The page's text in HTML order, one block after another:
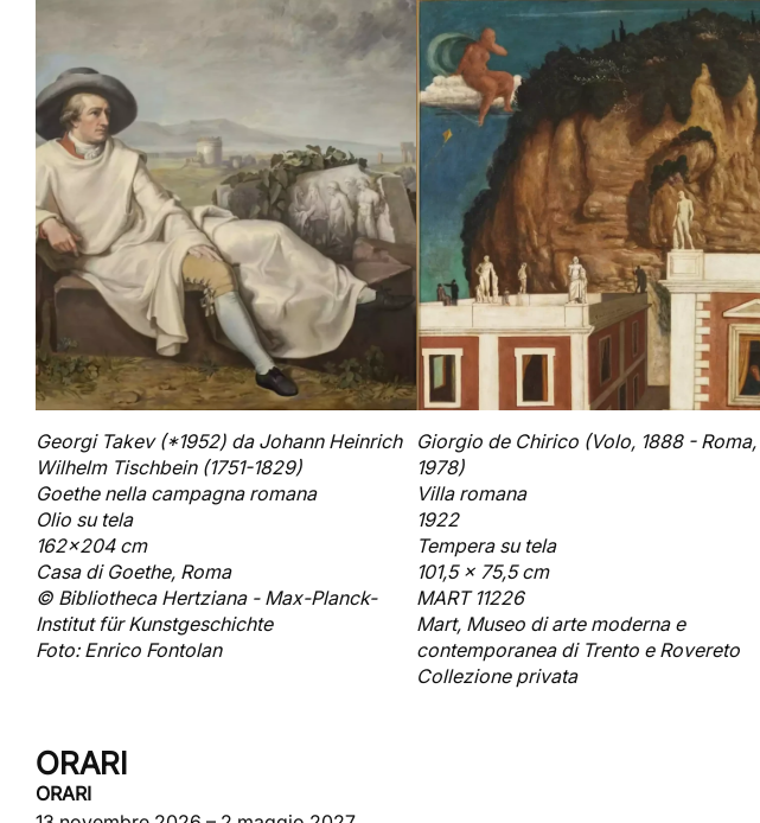
Georgi Takev (*1952) da Johann Heinrich
Wilhelm Tischbein (1751-1829)
Goethe nella campagna romana
Olio su tela
162x204 cm
Casa di Goethe, Roma
© Bibliotheca Hertziana - Max-Planck-
Institut für Kunstgeschichte
Foto: Enrico Fontolan
Giorgio de Chirico (Volo, 1888 - Roma,
1978)
Villa romana
1922
Tempera su tela
101,5 x 75,5 cm
MART 11226
Mart, Museo di arte moderna e
contemporanea di Trento e Rovereto
Collezione privata
ORARI
ORARI